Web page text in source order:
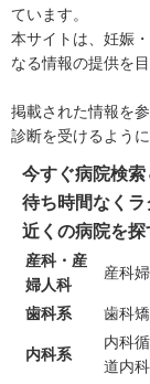
ています。
本サイトは、妊娠
なる情報の提供を
掲載された情報を
診断を受けるよう
今すぐ病院検索
待ち時間なくラ
近くの病院を探
産科・産
婦人科
産科
歯科系 歯科
内科系
内科
道内科